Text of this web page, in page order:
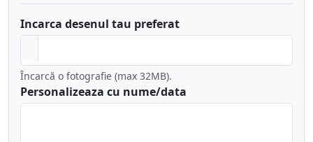
Incarca desenul tau preferat
Încarcă o fotografie (max 32MB).
Personalizeaza cu nume/data